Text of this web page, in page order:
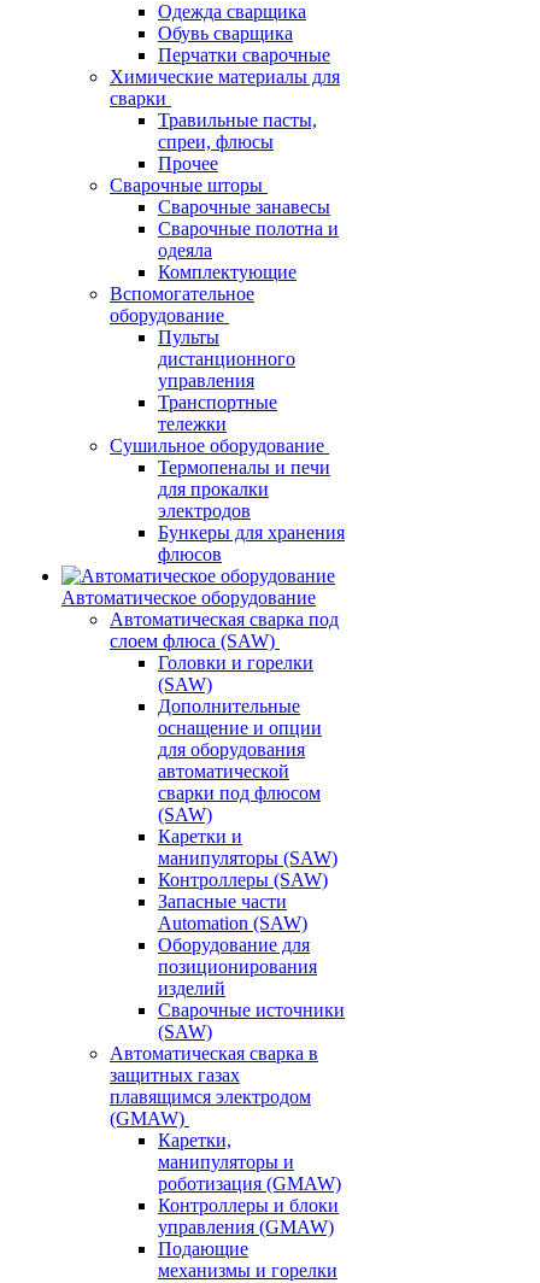
Одежда сварщика
Обувь сварщика
Перчатки сварочные
Химические материалы для
сварки
Травильные пасты,
спреи, флюсы
Прочее
Сварочные шторы
Сварочные занавесы
Сварочные полотна и
одеяла
Комплектующие
Вспомогательное
оборудование
Пульты
дистанционного
управления
Транспортные
тележки
Сушильное оборудование
Термопеналы и печи
для прокалки
электродов
Бункеры для хранения
флюсов
Автоматическое оборудование
Автоматическая сварка под
слоем флюса (SAW)
Головки и горелки
(SAW)
Дополнительные
оснащение и опции
для оборудования
автоматической
сварки под флюсом
(SAW)
Каретки и
манипуляторы (SAW)
Контроллеры (SAW)
Запасные части
Automation (SAW)
Оборудование для
позиционирования
изделий
Сварочные источники
(SAW)
Автоматическая сварка в
защитных газах
плавящимся электродом
(GMAW)
Каретки,
манипуляторы и
роботизация (GMAW)
Контроллеры и блоки
управления (GMAW)
Подающие
механизмы и горелки